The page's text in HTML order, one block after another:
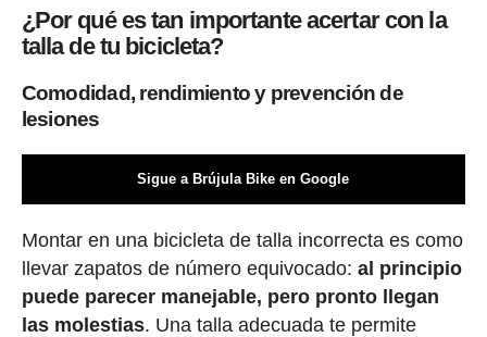
¿Por qué es tan importante acertar con la
talla de tu bicicleta?
Comodidad, rendimiento y prevención de
lesiones
Sigue a Brújula Bike en Google
Montar en una bicicleta de talla incorrecta es como
llevar zapatos de número equivocado: al principio
puede parecer manejable, pero pronto llegan
las molestias. Una talla adecuada te permite